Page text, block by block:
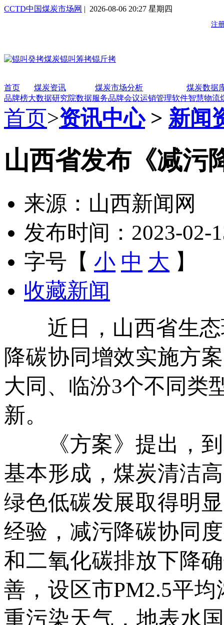
CCTD中国煤炭市场网 | 2026-08-06 20:27 星期四
首页 煤炭资讯 煤炭市场分析
煤炭数据
品牌榜大数据研究院数据服务品牌会议运销管理软件智慧物流
首页>资讯中心> 新闻
山西省发布《减污
来源：山西新闻网
发布时间：2023-02-
字号【 小 中 大 】
收藏新闻
近日，山西省生态
降碳协同增效实施方
大同、临汾3个不同类
新。
《方案》提出，到
基本形成，煤炭清洁
绿色低碳发展取得明
经验，减污降碳协同
和二氧化碳排放下降
善，设区市PM2.5平
重污染天气，地表水